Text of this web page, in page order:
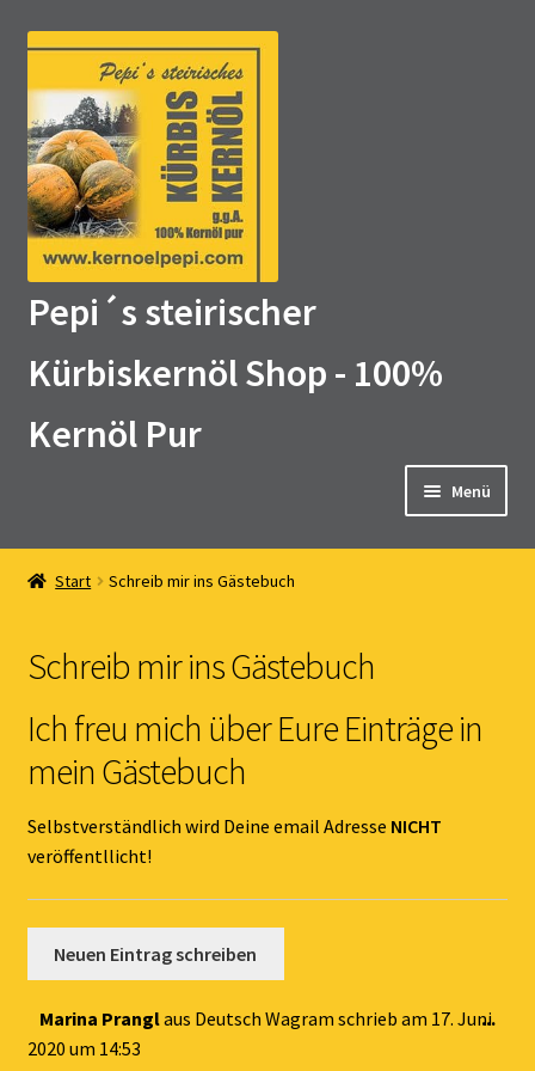
Zur
Navigation
springen
Zum
springen
Pepi´s steirischer
Kürbiskernöl Shop - 100%
Kernöl Pur
Menü
Home
Kernöl Pepi
Übers Kernöl
Kontakt
Gästebuch
Start Schreib mir ins Gästebuch
Schreib mir ins Gästebuch
Ich freu mich über Eure Einträge in
mein Gästebuch
Selbstverständlich wird Deine email Adresse NICHT
veröffentllicht!
Marina Pranglaus Deutsch Wagram schrieb am 17. Juni
2020 um 14:53
...